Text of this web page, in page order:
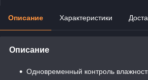
Описание Характеристики
Описание
Одновременный контроль